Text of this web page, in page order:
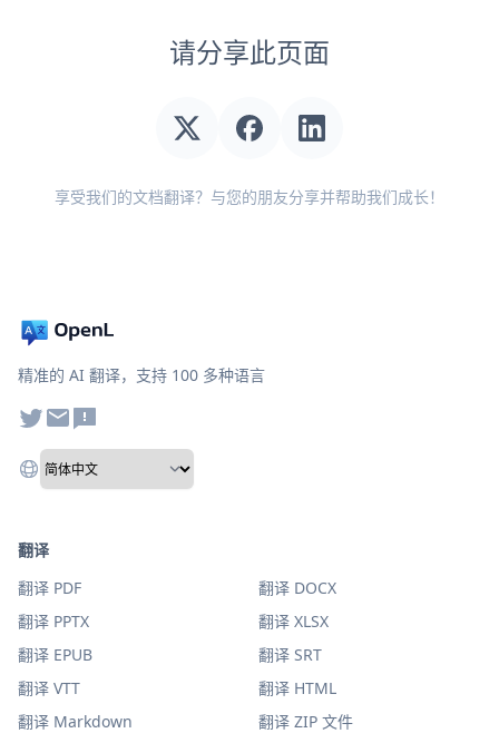
请分享此页面
享受我们的文档翻译？与您的朋友分享并帮助我们成长！
精准的 AI 翻译，支持 100 多种语言
翻译
翻译 PDF
翻译 DOCX
翻译 PPTX
翻译 XLSX
翻译 EPUB
翻译 SRT
翻译 VTT
翻译 HTML
翻译 Markdown
翻译 ZIP 文件